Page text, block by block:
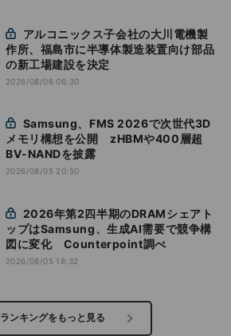
作所、福島市に半導体製造装置向け部品
の新工場建設を決定
2026/08/06 06:30
メモリ構想を公開 zHBMや400層超
BV-NANDを披露
2026/08/05 20:50
ップはSamsung、生成AI需要で競争構
図に変化 Counterpoint調べ
2026/08/05 18:32
ランキングをもっと見る